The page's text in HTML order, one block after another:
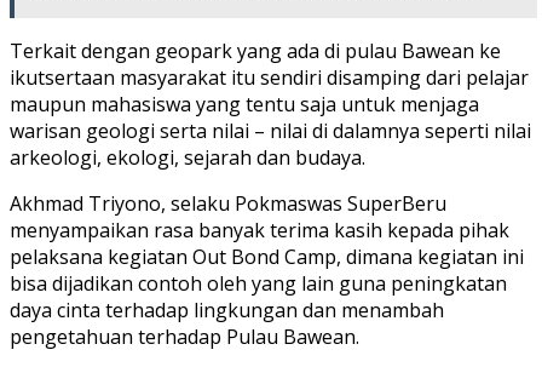
Terkait dengan geopark yang ada di pulau Bawean ke
ikutsertaan masyarakat itu sendiri disamping dari pelajar
maupun mahasiswa yang tentu saja untuk menjaga
warisan geologi serta nilai – nilai di dalamnya seperti nilai
arkeologi, ekologi, sejarah dan budaya.
Akhmad Triyono, selaku Pokmaswas SuperBeru
menyampaikan rasa banyak terima kasih kepada pihak
pelaksana kegiatan Out Bond Camp, dimana kegiatan ini
bisa dijadikan contoh oleh yang lain guna peningkatan
daya cinta terhadap lingkungan dan menambah
pengetahuan terhadap Pulau Bawean.